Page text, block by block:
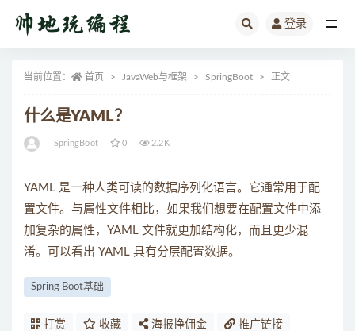
登录
当前位置： 首页 JavaWeb与框架 SpringBoot 正文
什么是YAML？
SpringBoot 0 2.2K
YAML 是一种人类可读的数据序列化语言。它通常用于配
置文件。与属性文件相比，如果我们想要在配置文件中添
加复杂的属性，YAML 文件就更加结构化，而且更少混
淆。可以看出 YAML 具有分层配置数据。
Spring Boot基础
打赏 收藏 海报挣佣金 推广链接